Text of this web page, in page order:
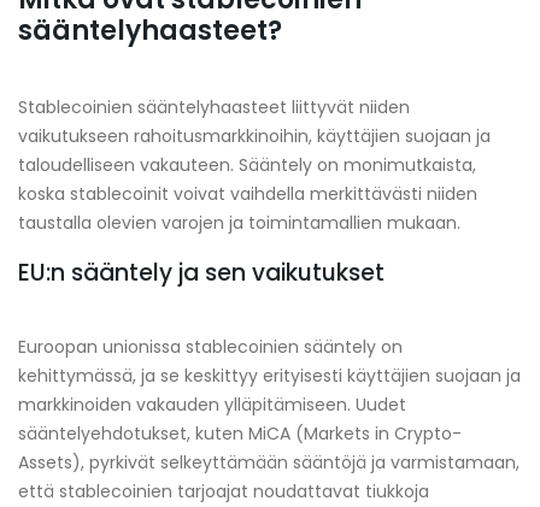
sääntelyhaasteet?
Stablecoinien sääntelyhaasteet liittyvät niiden
vaikutukseen rahoitusmarkkinoihin, käyttäjien suojaan ja
taloudelliseen vakauteen. Sääntely on monimutkaista,
koska stablecoinit voivat vaihdella merkittävästi niiden
taustalla olevien varojen ja toimintamallien mukaan.
EU:n sääntely ja sen vaikutukset
Euroopan unionissa stablecoinien sääntely on
kehittymässä, ja se keskittyy erityisesti käyttäjien suojaan ja
markkinoiden vakauden ylläpitämiseen. Uudet
sääntelyehdotukset, kuten MiCA (Markets in Crypto-
Assets), pyrkivät selkeyttämään sääntöjä ja varmistamaan,
että stablecoinien tarjoajat noudattavat tiukkoja